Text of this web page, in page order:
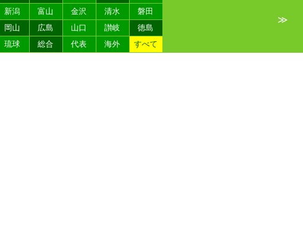
新潟 富山 金沢 清水
磐田
岡山 広島 山口 讃岐
徳島
琉球 総合 代表 海外 すべて
≫